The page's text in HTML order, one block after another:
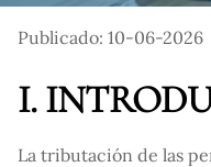
Publicado: 10-06-2026
I.
La tributación de las